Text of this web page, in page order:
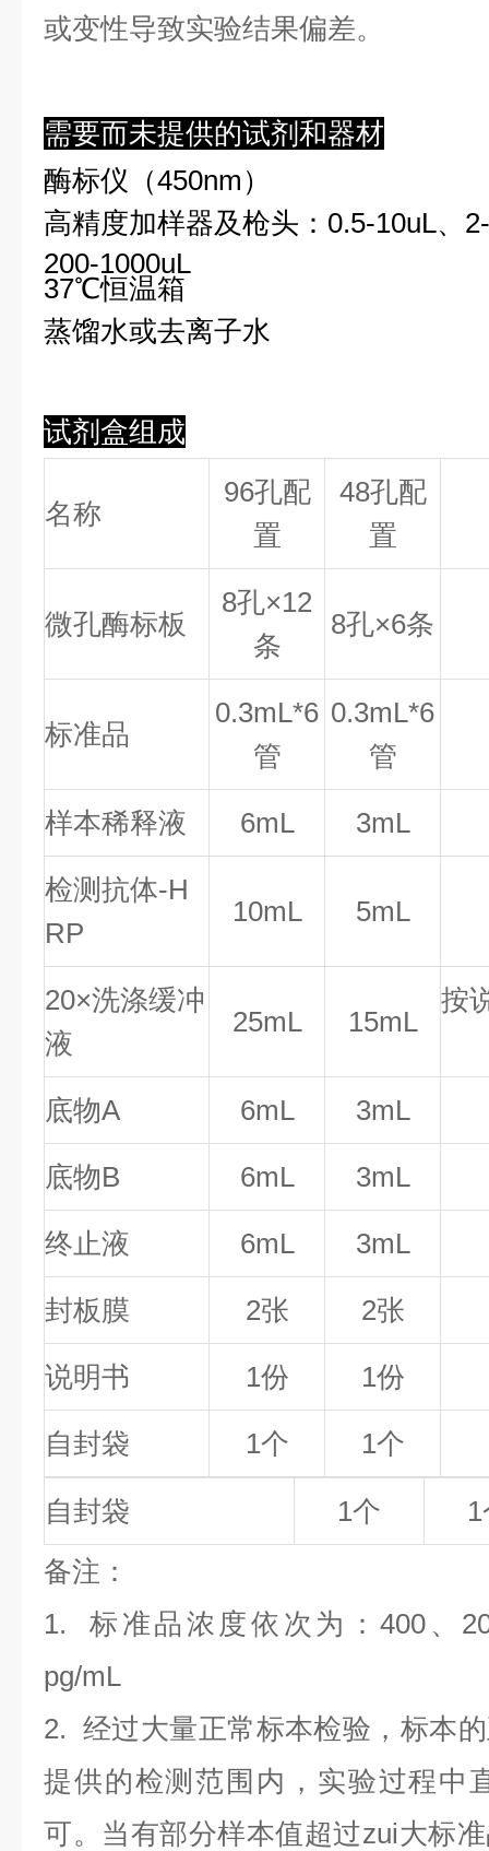
或变性导致实验结果偏差。
需要而未提供的试剂和器材
酶标仪（450nm）
高精度加样器及枪头：0.5-10uL、
200-1000uL
37℃恒温箱
蒸馏水或去离子水
试剂盒组成
名称
96孔配
置
48孔配
置
微孔酶标板
8孔×12
条
8孔×6条
标准品
0.3mL*6
管
0.3mL*6
管
样本稀释液 6mL 3mL
检测抗体-H
RP
10mL 5mL
20×洗涤缓冲
液
25mL 15mL
按
底物A 6mL 3mL
底物B 6mL 3mL
终止液 6mL 3mL
封板膜 2张 2张
说明书 1份 1份
自封袋 1个 1个
自封袋 1个
备注 ：
1.标准品浓度依次为：400 、
pg/mL
2. 经过大量正常标本检验，标本
提供的检测范围内，实验过程中
可。当有部分样本值超过zui大标